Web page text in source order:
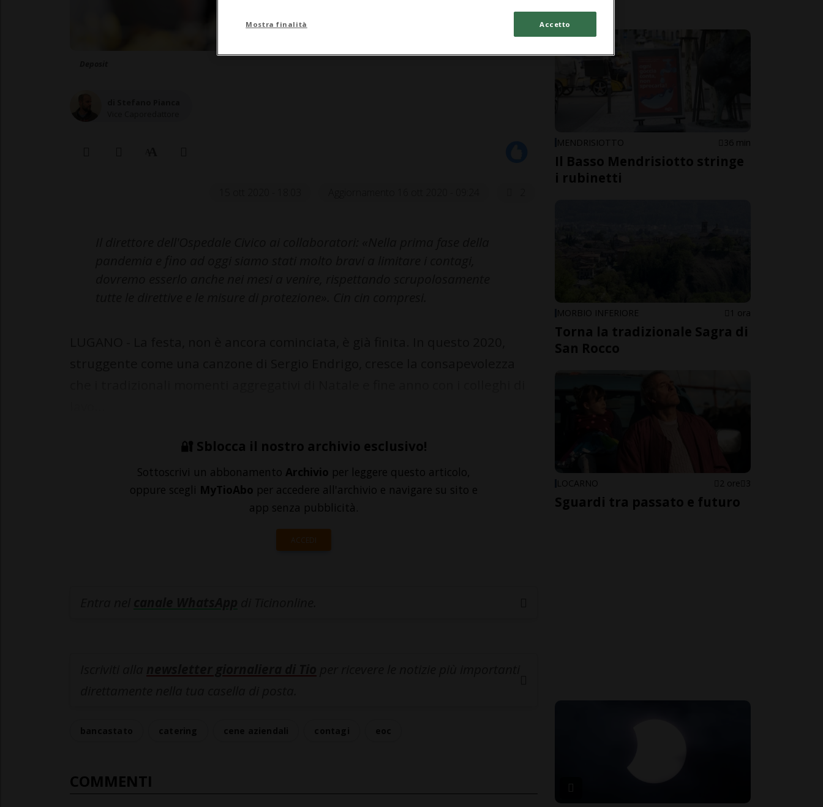
🔐 Sblocca il nostro archivio esclusivo!
Sottoscrivi un abbonamento Archivio per leggere questo articolo,
oppure scegli MyTioAbo per accedere all'archivio e navigare su sito e
app senza pubblicità.
ACCEDI
COMMENTI
MENDRISIOTTO 36 min
Il Basso Mendrisiotto stringe
i rubinetti
MORBIO INFERIORE 1 ora
Torna la tradizionale Sagra di
San Rocco
LOCARNO 2 ore 3
Sguardi tra passato e futuro
Mostra finalità Accetto